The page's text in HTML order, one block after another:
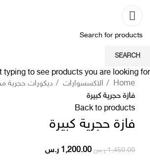
Click to enlarge
Home
الاكسسوارات
ديكورات حجرية
فازة حجرية كبيرة
Back to products
فازة حجرية كبيرة
1,450.00 ر.س 1,200.00 ر.س
SEARCH
typing to see products you are looking for.